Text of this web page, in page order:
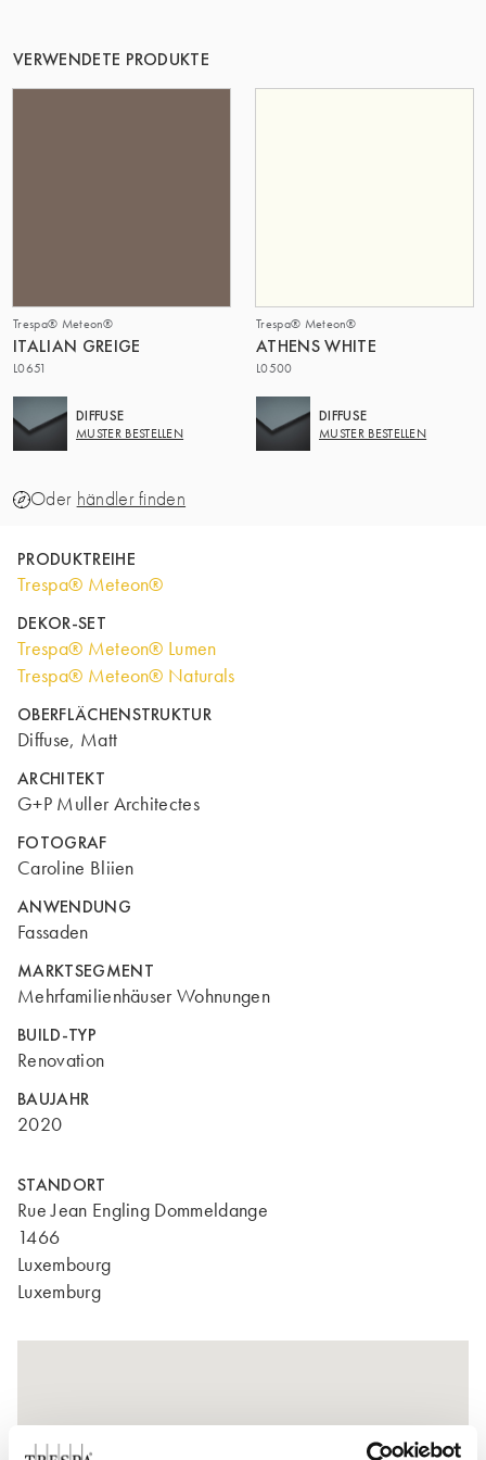
VERWENDETE PRODUKTE
Trespa® Meteon®
ITALIAN GREIGE
L0651
DIFFUSE
MUSTER BESTELLEN
Trespa® Meteon®
ATHENS WHITE
L0500
DIFFUSE
MUSTER BESTELLEN
Oder händler finden
PRODUKTREIHE
Trespa® Meteon®
DEKOR-SET
Trespa® Meteon® Lumen
Trespa® Meteon® Naturals
OBERFLÄCHENSTRUKTUR
Diffuse, Matt
ARCHITEKT
G+P Muller Architectes
FOTOGRAF
Caroline Bliien
ANWENDUNG
Fassaden
MARKTSEGMENT
Mehrfamilienhäuser Wohnungen
BUILD-TYP
Renovation
BAUJAHR
2020
STANDORT
Rue Jean Engling Dommeldange
1466
Luxembourg
Luxemburg